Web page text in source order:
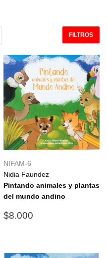
FILTROS
NIFAM-6
Nidia Faundez
Pintando animales y plantas
del mundo andino
Precio
$8.000